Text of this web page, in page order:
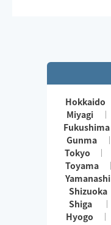
Hokkaido
Miyagi
Fukushima
Gunma
Tokyo
Toyama
Yamanashi
Shizuoka
Shiga
Hyogo